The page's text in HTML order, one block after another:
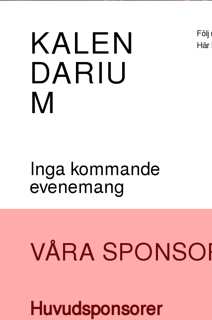
KALEN
DARIU
M
Följ
Här
Inga kommande
evenemang
VÅRA
Huvudsponsorer